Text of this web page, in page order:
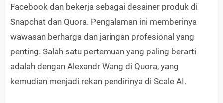
Facebook dan bekerja sebagai desainer produk di
Snapchat dan Quora. Pengalaman ini memberinya
wawasan berharga dan jaringan profesional yang
penting. Salah satu pertemuan yang paling berarti
adalah dengan Alexandr Wang di Quora, yang
kemudian menjadi rekan pendirinya di Scale AI.